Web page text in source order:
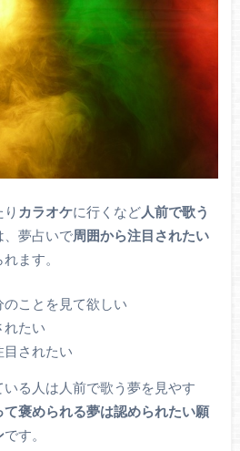
カラオケに行くなど人前で歌う
、夢占いで周囲から注目されたい
ます。
ことを見て欲しい
れたい
されたい
る人は人前で歌う夢を見やす
て褒められる夢は認められたい願
です。